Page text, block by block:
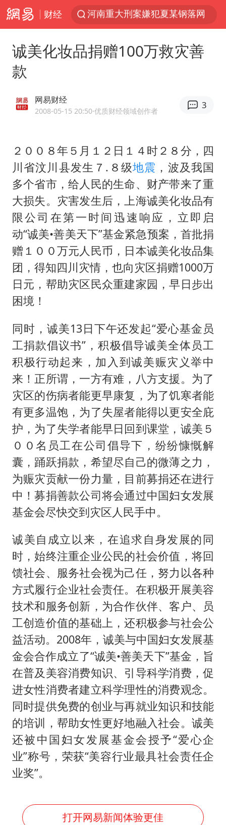
财经
陈思诚零点晒照为佟丽娅庆生
上四休三，但降薪1000元，你接受吗？
酒店花洒现排泄物住客索赔遭拒
杭州全市有序停课
夏日经济乘“热”而上 消费市场向“新”而行
36岁男演员成景区NPC后人气爆棚
新疆优化调整景区内自驾服务费
检测列车撞人致11死2伤 涉事单位被罚
全民健身事业高质量发展
台当局重金为“台独”织“皇帝新衣”
几元成本的AI广告导致千万市值蒸发
老挝国会主席赛宋蓬逝世
乐享全民健身 共筑健康中国
诚美化妆品捐赠100万救灾善
款
网易财经
2008-05-15 20:50·优质财经领域创作者
3
２００８年５月１２日１４时２８分，四
川省汶川县发生７.８级地震 ，波及我国
多个省市，给人民的生命、财产带来了重
大损失。灾害发生后，上海诚美化妆品有
限公司在第一时间迅速响应，立即启
动“诚美•善美天下”基金紧急预案，首批捐
赠１００万元人民币，日本诚美化妆品集
团，得知四川灾情，也向灾区捐赠1000万
日元，帮助灾区民众重建家园，早日步出
困境！
同时，诚美13日下午还发起“爱心基金员
工捐款倡议书”，积极倡导诚美全体员工
积极行动起来，加入到诚美赈灾义举中
来！正所谓，一方有难，八方支援。为了
灾区的伤病者能更早康复，为了饥寒者能
有更多温饱，为了失屋者能得以更安全庇
护，为了失学者能早日回到课堂，诚美５
００名员工在公司倡导下，纷纷慷慨解
囊，踊跃捐款，希望尽自己的微薄之力，
为赈灾贡献一份力量，目前募捐还在进行
中！募捐善款公司将会通过中国妇女发展
基金会尽快交到灾区人民手中。
诚美自成立以来，在追求自身发展的同
时，始终注重企业公民的社会价值，将回
馈社会、服务社会视为己任，努力以各种
方式履行企业社会责任。在积极开展美容
技术和服务创新，为合作伙伴、客户、员
工创造价值的基础上，还积极参与社会公
益活动。2008年，诚美与中国妇女发展基
金会合作成立了“诚美•善美天下”基金，旨
在普及美容消费知识、引导科学消费，促
进女性消费者建立科学理性的消费观念。
同时提供免费的创业与再就业知识和技能
的培训，帮助女性更好地融入社会。诚美
还被中国妇女发展基金会授予“爱心企
业”称号，荣获“美容行业最具社会责任企
业奖”。
打开网易新闻体验更佳